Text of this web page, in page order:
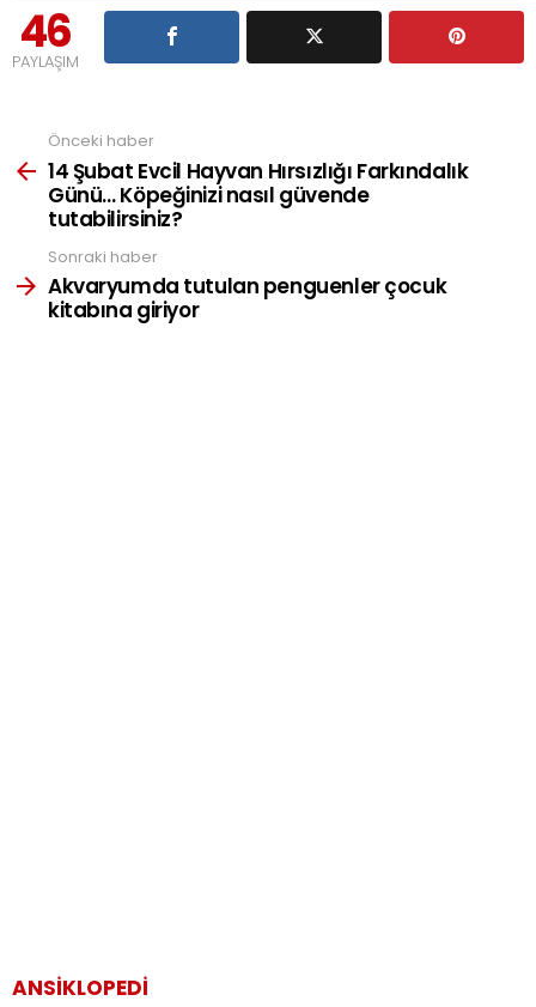
46
PAYLAŞIM
more
Önceki haber
14 Şubat Evcil Hayvan Hırsızlığı Farkındalık
Günü… Köpeğinizi nasıl güvende
tutabilirsiniz?
Sonraki haber
Akvaryumda tutulan penguenler çocuk
kitabına giriyor
ANSIKLOPEDI